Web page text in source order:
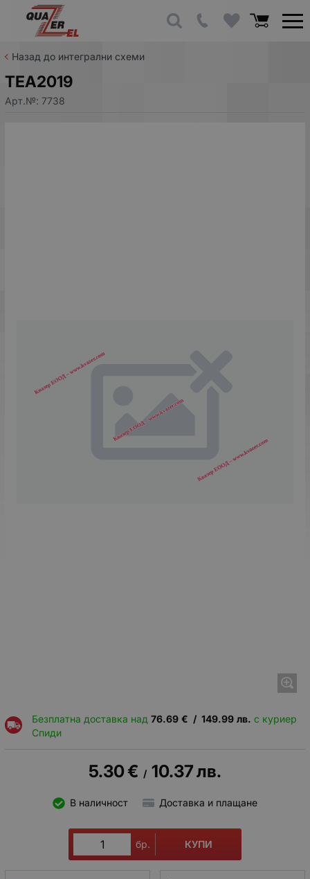
Назад до интегрални схеми
TEA2019
Арт.№: 7738
Безплатна доставка над 76.69 € / 149.99 лв. с куриер
Спиди
5.30€ / 10.37лв.
В наличност Доставка и плащане
бр. КУПИ